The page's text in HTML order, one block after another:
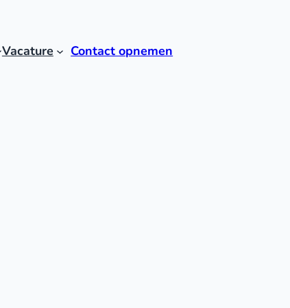
Vacature Contact opnemen